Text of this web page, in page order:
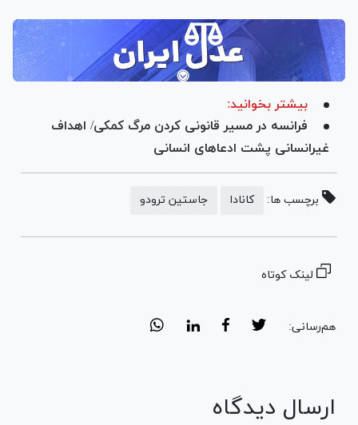
بیشتر بخوانید:
فرانسه در مسیر قانونی کردن مرگ کمکی/ اهداف
غیرانسانی پشت ادعاهای انسانی
برچسب ها: کانادا جاستین ترودو
لینک کوتاه
هم‌رسانی:
ارسال دیدگاه